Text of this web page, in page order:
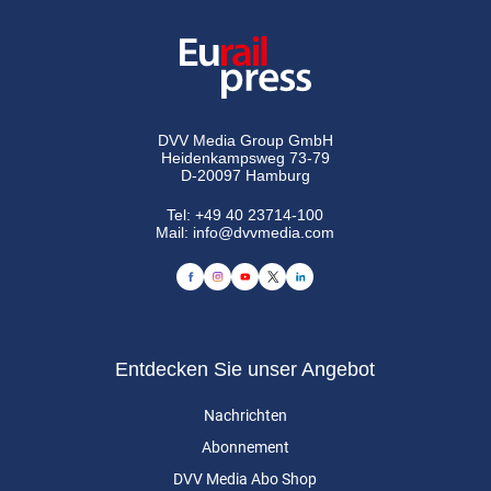
DVV Media Group GmbH
Heidenkampsweg 73-79
D-20097 Hamburg
Tel:+49 40 23714-100
Mail: info@dvvmedia.com
Entdecken Sie unser Angebot
Nachrichten
Abonnement
DVV Media Abo Shop